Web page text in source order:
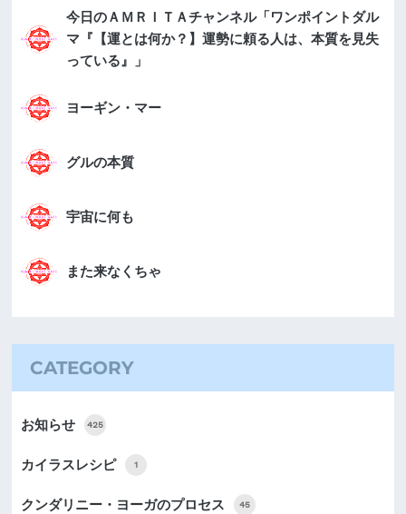
今日のＡＭＲＩＴＡチャンネル「ワンポイントダル
マ『【運とは何か？】運勢に頼る人は、本質を見失
っている』」
ヨーギン・マー
グルの本質
宇宙に何も
また来なくちゃ
CATEGORY
お知らせ 425
カイラスレシピ 1
クンダリニー・ヨーガのプロセス 45